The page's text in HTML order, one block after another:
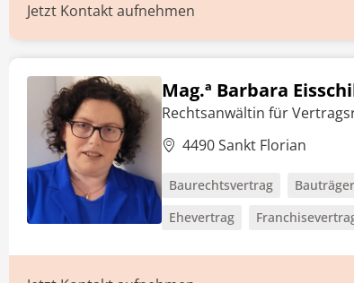
Jetzt Kontakt aufnehmen
Mag.ª Barbara
Rechtsanwältin für
4490 Sankt Florian
Baurechtsvertrag
Ehevertrag